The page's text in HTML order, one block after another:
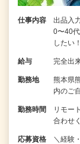
仕事内容
出品入
0〜40
したい
給与 完全出
勤務地
熊本県
内のご
勤務時間
リモー
合わせ
応募資格 ＼経験